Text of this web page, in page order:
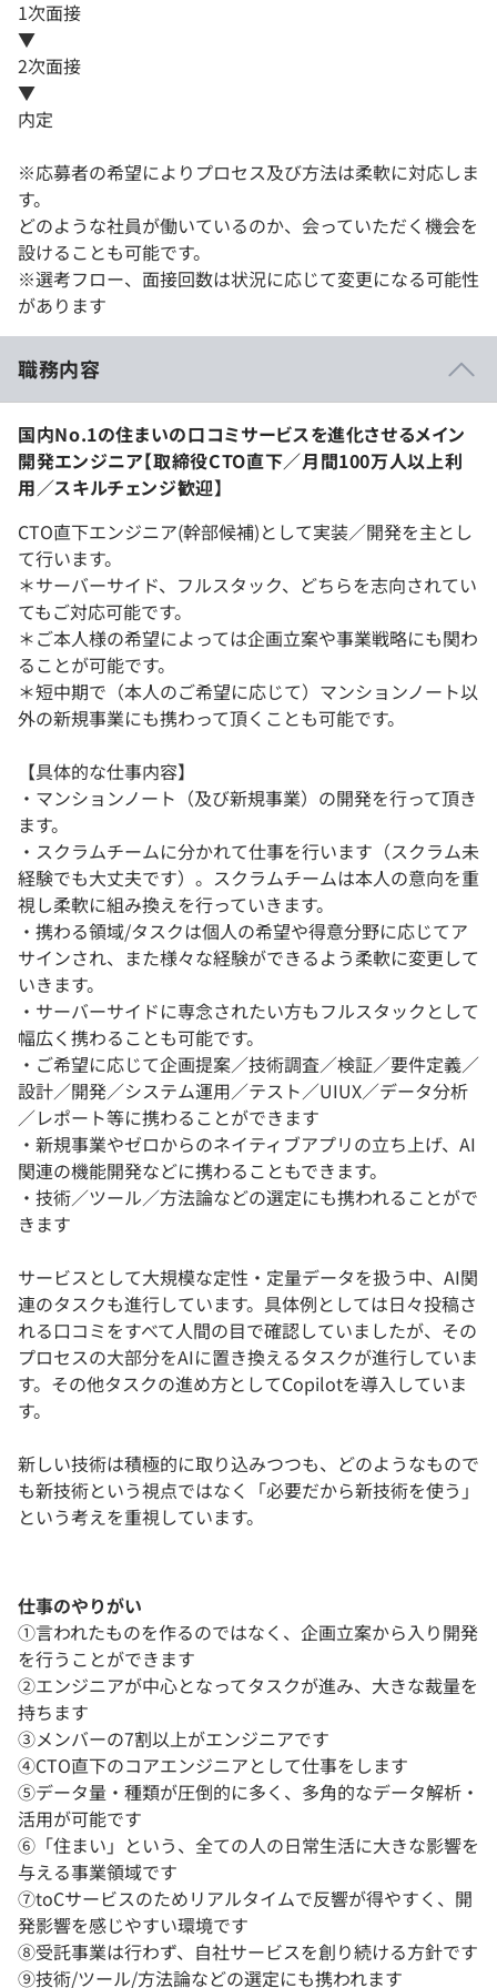
1次面接
▼
2次面接
▼
内定
※応募者の希望によりプロセス及び方法は柔軟に対応しま
す。
どのような社員が働いているのか、会っていただく機会を
設けることも可能です。
※選考フロー、面接回数は状況に応じて変更になる可能性
があります
職務内容
国内No.1の住まいの口コミサービスを進化させるメイン
開発エンジニア【取締役CTO直下／月間100万人以上利
用／スキルチェンジ歓迎】
CTO直下エンジニア(幹部候補)として実装／開発を主とし
て行います。
＊サーバーサイド、フルスタック、どちらを志向されてい
てもご対応可能です。
＊ご本人様の希望によっては企画立案や事業戦略にも関わ
ることが可能です。
＊短中期で（本人のご希望に応じて）マンションノート以
外の新規事業にも携わって頂くことも可能です。
【具体的な仕事内容】
・マンションノート（及び新規事業）の開発を行って頂き
ます。
・スクラムチームに分かれて仕事を行います（スクラム未
経験でも大丈夫です）。スクラムチームは本人の意向を重
視し柔軟に組み換えを行っていきます。
・携わる領域/タスクは個人の希望や得意分野に応じてア
サインされ、また様々な経験ができるよう柔軟に変更して
いきます。
・サーバーサイドに専念されたい方もフルスタックとして
幅広く携わることも可能です。
・ご希望に応じて企画提案／技術調査／検証／要件定義／
設計／開発／システム運用／テスト／UIUX／データ分析
／レポート等に携わることができます
・新規事業やゼロからのネイティブアプリの立ち上げ、AI
関連の機能開発などに携わることもできます。
・技術／ツール／方法論などの選定にも携われることがで
きます
サービスとして大規模な定性・定量データを扱う中、AI関
連のタスクも進行しています。具体例としては日々投稿さ
れる口コミをすべて人間の目で確認していましたが、その
プロセスの大部分をAIに置き換えるタスクが進行していま
す。その他タスクの進め方としてCopilotを導入していま
す。
新しい技術は積極的に取り込みつつも、どのようなもので
も新技術という視点ではなく「必要だから新技術を使う」
という考えを重視しています。
仕事のやりがい
①言われたものを作るのではなく、企画立案から入り開発
を行うことができます
②エンジニアが中心となってタスクが進み、大きな裁量を
持ちます
③メンバーの7割以上がエンジニアです
④CTO直下のコアエンジニアとして仕事をします
⑤データ量・種類が圧倒的に多く、多角的なデータ解析・
活用が可能です
⑥「住まい」という、全ての人の日常生活に大きな影響を
与える事業領域です
⑦toCサービスのためリアルタイムで反響が得やすく、開
発影響を感じやすい環境です
⑧受託事業は行わず、自社サービスを創り続ける方針です
⑨技術/ツール/方法論などの選定にも携われます